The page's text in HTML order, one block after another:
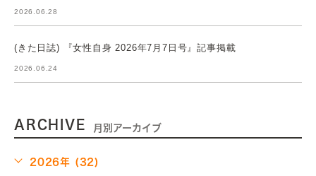
2026.06.28
(きた日誌) 『女性自身 2026年7月7日号』記事掲載
2026.06.24
ARCHIVE 月別アーカイブ
2026年 (32)